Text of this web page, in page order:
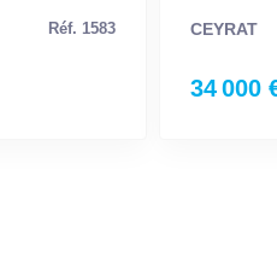
Réf. 1583 CEYRAT
34 000